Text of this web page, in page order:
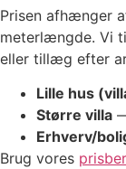
Prisen afhænger
meterlængde. Vi
eller tillæg efter
Lille hus
Større villa
Erhverv/
Brug vores